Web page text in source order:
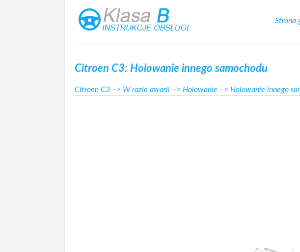
Strona
Citroen C3: Holowanie innego samochodu
Citroen C3 –> W razie awarii –> Holowanie –> Holowanie innego